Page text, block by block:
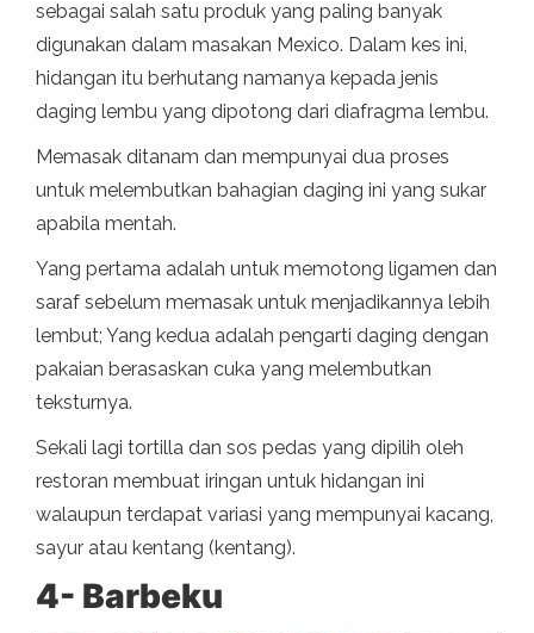
sebagai salah satu produk yang paling banyak
digunakan dalam masakan Mexico. Dalam kes ini,
hidangan itu berhutang namanya kepada jenis
daging lembu yang dipotong dari diafragma lembu.
Memasak ditanam dan mempunyai dua proses
untuk melembutkan bahagian daging ini yang sukar
apabila mentah.
Yang pertama adalah untuk memotong ligamen dan
saraf sebelum memasak untuk menjadikannya lebih
lembut; Yang kedua adalah pengarti daging dengan
pakaian berasaskan cuka yang melembutkan
teksturnya.
Sekali lagi tortilla dan sos pedas yang dipilih oleh
restoran membuat iringan untuk hidangan ini
walaupun terdapat variasi yang mempunyai kacang,
sayur atau kentang (kentang).
4- Barbeku